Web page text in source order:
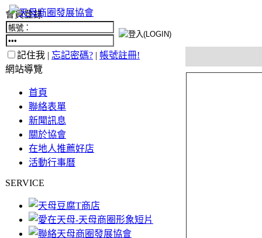
會員登錄
記住我 | 忘記密碼? | 帳號註冊!
網站導覽
首頁
聯絡表單
新聞訊息
關於協會
在地人推薦好店
活動行事曆
SERVICE